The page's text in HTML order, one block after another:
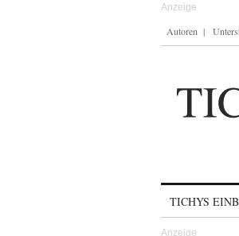
Autoren
TICHYS